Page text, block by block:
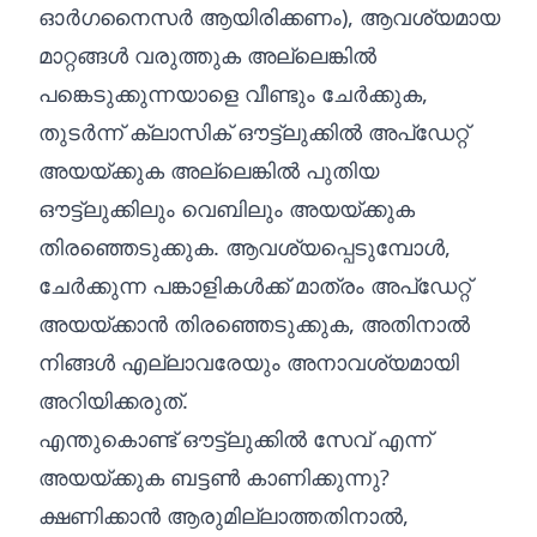
ഓർഗനൈസർ ആയിരിക്കണം), ആവശ്യമായ
മാറ്റങ്ങൾ വരുത്തുക അല്ലെങ്കിൽ
പങ്കെടുക്കുന്നയാളെ വീണ്ടും ചേർക്കുക,
തുടർന്ന് ക്ലാസിക് ഔട്ട്ലുക്കിൽ അപ്ഡേറ്റ്
അയയ്ക്കുക അല്ലെങ്കിൽ പുതിയ
ഔട്ട്ലുക്കിലും വെബിലും അയയ്ക്കുക
തിരഞ്ഞെടുക്കുക. ആവശ്യപ്പെടുമ്പോൾ,
ചേർക്കുന്ന പങ്കാളികൾക്ക് മാത്രം അപ്‌ഡേറ്റ്
അയയ്‌ക്കാൻ തിരഞ്ഞെടുക്കുക, അതിനാൽ
നിങ്ങൾ എല്ലാവരേയും അനാവശ്യമായി
അറിയിക്കരുത്.
എന്തുകൊണ്ട് ഔട്ട്‌ലുക്കിൽ സേവ് എന്ന്
അയയ്‌ക്കുക ബട്ടൺ കാണിക്കുന്നു?
ക്ഷണിക്കാൻ ആരുമില്ലാത്തതിനാൽ,